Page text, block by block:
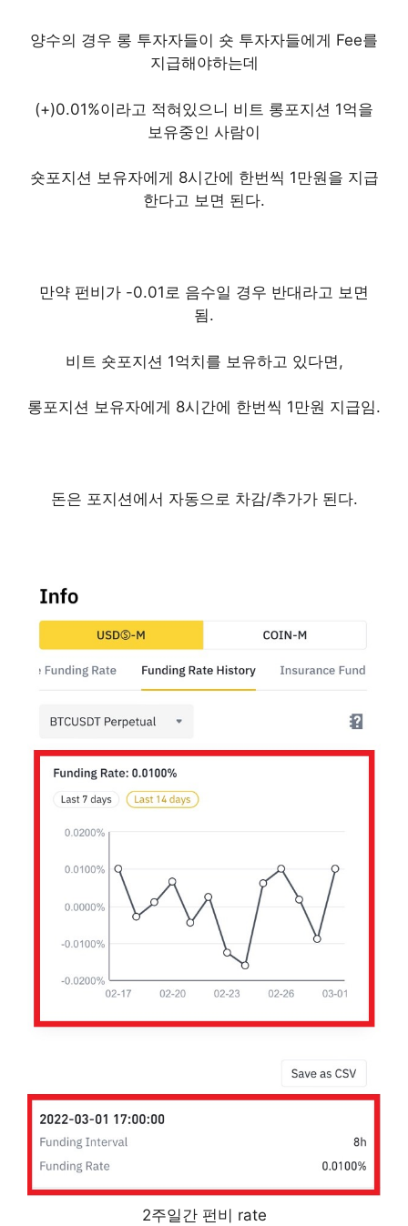
양수의 경우 롱 투자자들이 숏 투자자들에게 Fee를
지급해야하는데
(+)0.01%이라고 적혀있으니 비트 롱포지션 1억을
보유중인 사람이
숏포지션 보유자에게 8시간에 한번씩 1만원을 지급
한다고 보면 된다.
만약 펀비가 -0.01로 음수일 경우 반대라고 보면
됨.
비트 숏포지션 1억치를 보유하고 있다면,
롱포지션 보유자에게 8시간에 한번씩 1만원 지급임.
돈은 포지션에서 자동으로 차감/추가가 된다.
2주일간 펀비 rate